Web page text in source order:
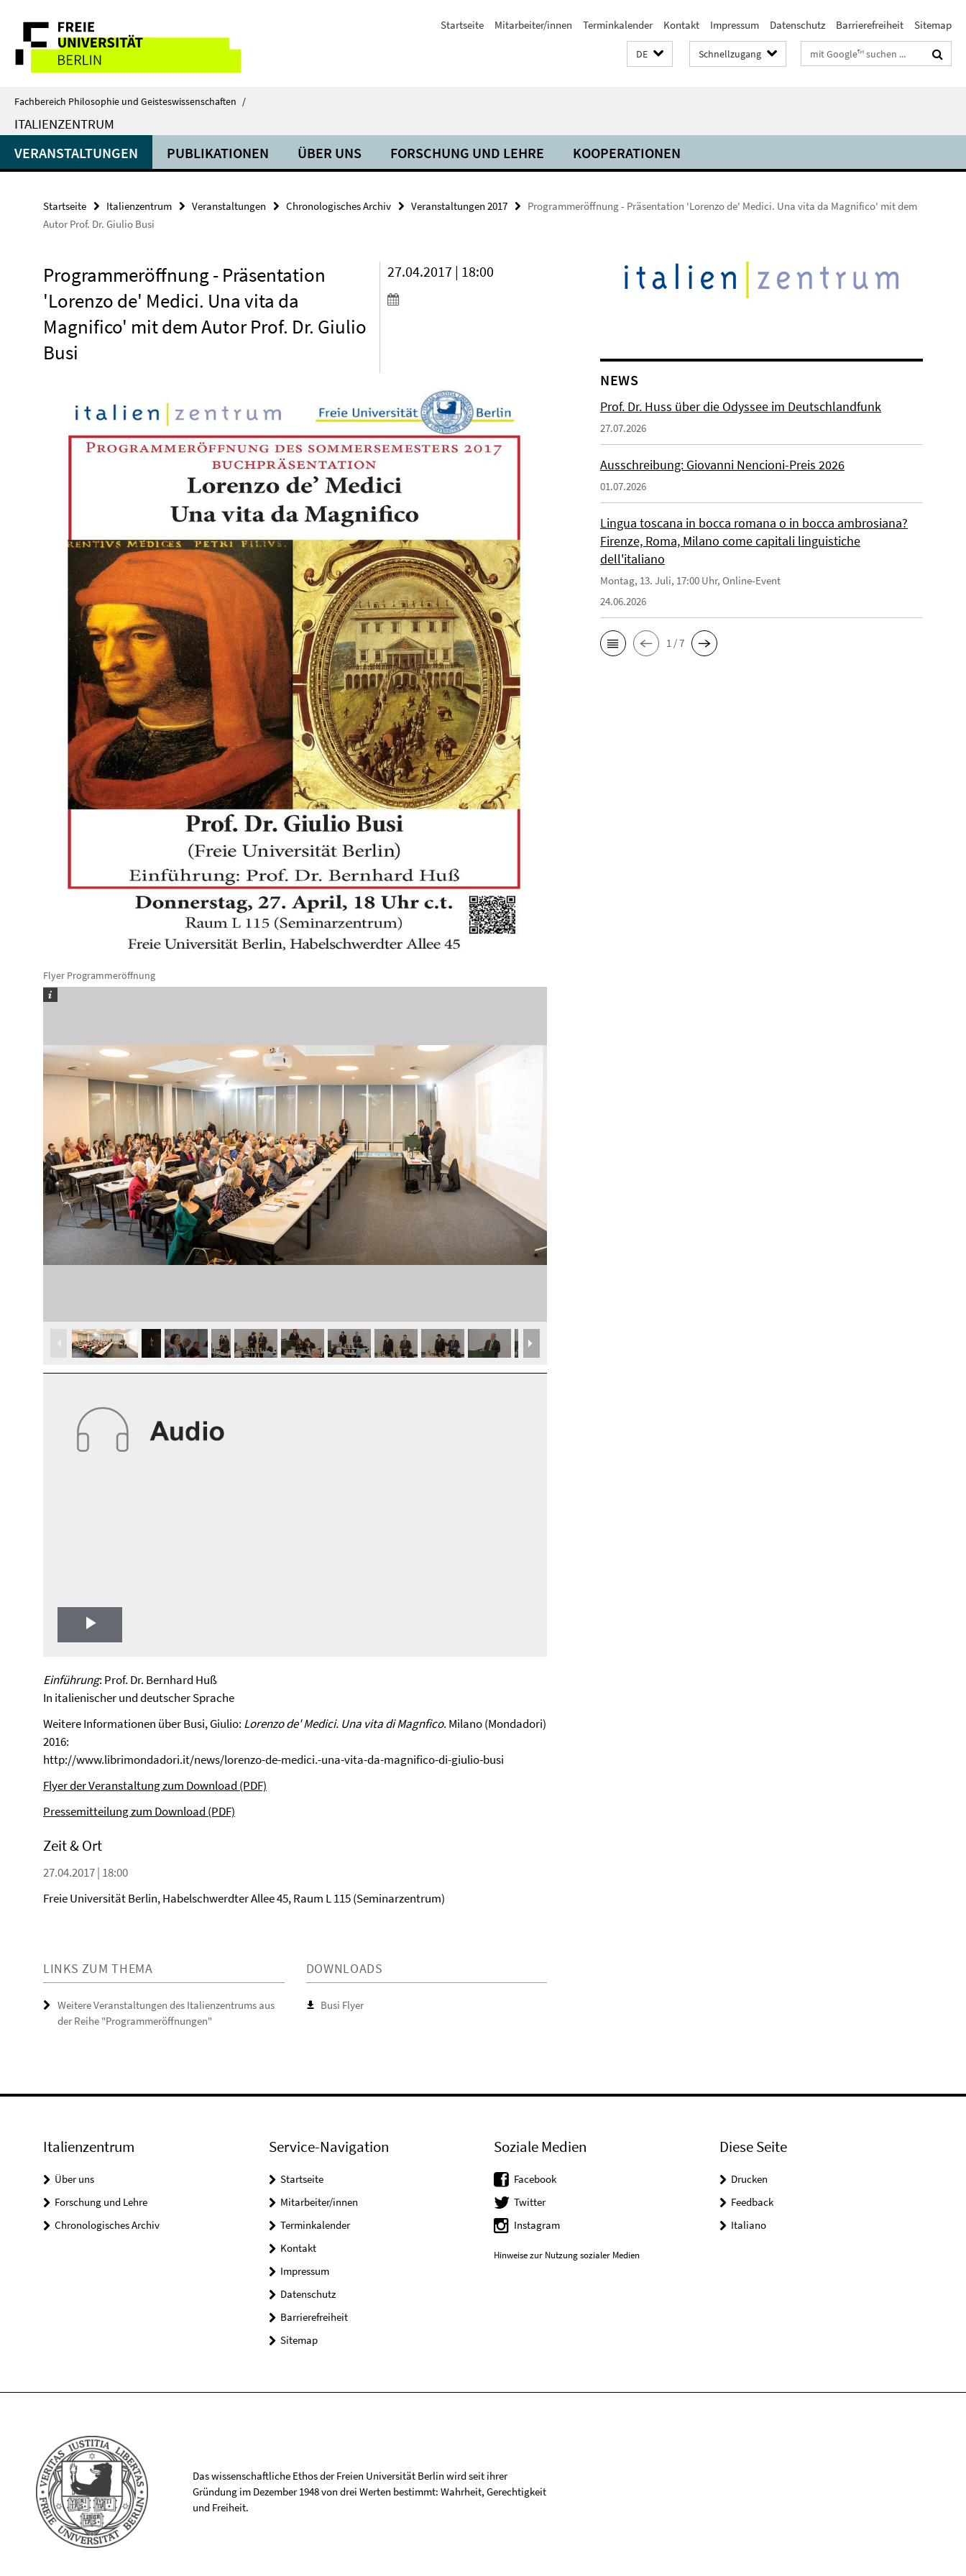
direkt
Inhalt
Service-
Navigation
Startseite Mitarbeiter/innen Terminkalender Kontakt Impressum Datenschutz Barrierefreiheit Sitemap
DE Schnellzugang Suchbegriffe
Fachbereich Philosophie und Geisteswissenschaften /
ITALIENZENTRUM
VERANSTALTUNGEN PUBLIKATIONEN ÜBER UNS FORSCHUNG UND LEHRE KOOPERATIONEN
Startseite Italienzentrum Veranstaltungen Chronologisches Archiv Veranstaltungen 2017
Programmeröffnung - Präsentation 'Lorenzo de' Medici. Una vita da Magnifico' mit dem
Autor Prof. Dr. Giulio Busi
Programmeröffnung - Präsentation
'Lorenzo de' Medici. Una vita da
Magnifico' mit dem Autor Prof. Dr. Giulio
Busi
27.04.2017 | 18:00
Flyer Programmeröffnung
Play
Video
Einführung: Prof. Dr. Bernhard Huß
In italienischer und deutscher Sprache
Weitere Informationen über Busi, Giulio: Lorenzo de' Medici. Una vita di Magnfico. Milano (Mondadori)
2016:
http://www.librimondadori.it/news/lorenzo-de-medici.-una-vita-da-magnifico-di-giulio-busi
Flyer der Veranstaltung zum Download (PDF)
Pressemitteilung zum Download (PDF)
Zeit & Ort
27.04.2017 | 18:00
Freie Universität Berlin, Habelschwerdter Allee 45, Raum L 115 (Seminarzentrum)
LINKS ZUM THEMA
Weitere Veranstaltungen des Italienzentrums aus
der Reihe "Programmeröffnungen"
DOWNLOADS
Busi Flyer
NEWS
Prof. Dr. Huss über die Odyssee im Deutschlandfunk
27.07.2026
Ausschreibung: Giovanni Nencioni-Preis 2026
01.07.2026
Lingua toscana in bocca romana o in bocca ambrosiana?
Firenze, Roma, Milano come capitali linguistiche
dell'italiano
Montag, 13. Juli, 17:00 Uhr, Online-Event
24.06.2026
1 / 7
Italienzentrum
Über uns
Forschung und Lehre
Chronologisches Archiv
Service-Navigation
Startseite
Mitarbeiter/innen
Terminkalender
Kontakt
Impressum
Datenschutz
Barrierefreiheit
Sitemap
Soziale Medien
Facebook
Twitter
Instagram
Hinweise zur Nutzung sozialer Medien
Diese Seite
Drucken
Feedback
Italiano
Das wissenschaftliche Ethos der Freien Universität Berlin wird seit ihrer
Gründung im Dezember 1948 von drei Werten bestimmt: Wahrheit, Gerechtigkeit
und Freiheit.